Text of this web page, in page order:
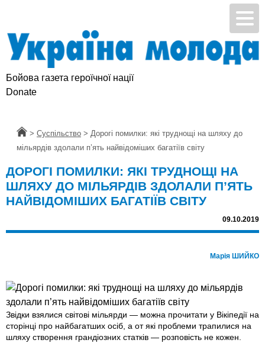
Бойова газета героїчної нації
Donate
Головна
> Суспільство > Дорогі помилки: які труднощі на шляху до
мільярдів здолали п’ять найвідоміших багатіїв світу
ДОРОГІ ПОМИЛКИ: ЯКІ ТРУДНОЩІ НА
ШЛЯХУ ДО МІЛЬЯРДІВ ЗДОЛАЛИ П’ЯТЬ
НАЙВІДОМІШИХ БАГАТІЇВ СВІТУ
09.10.2019
Марія ШИЙКО
Звідки взялися світові мільярди — можна прочитати у Вікіпедії на
сторінці про найбагатших осіб, а от які проблеми трапилися на
шляху створення грандіозних статків — розповість не кожен.